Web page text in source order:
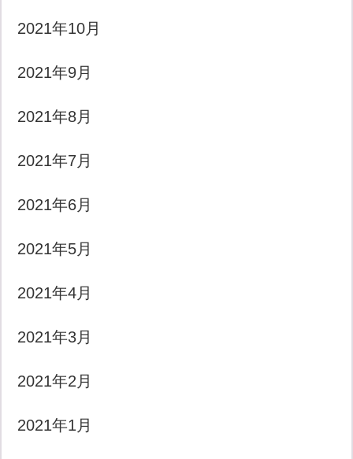
2021年10月
2021年9月
2021年8月
2021年7月
2021年6月
2021年5月
2021年4月
2021年3月
2021年2月
2021年1月